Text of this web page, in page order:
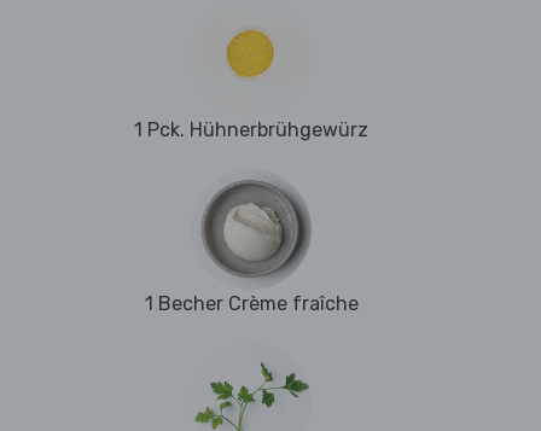
1 Pck. Hühnerbrühgewürz
1 Becher Crème fraîche